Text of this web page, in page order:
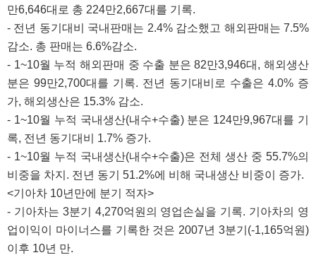
만6,646대로 총 224만2,667대를 기록.
- 전년 동기대비 국내판매는 2.4% 감소했고 해외판매는 7.5%
감소. 총 판매는 6.6%감소.
- 1~10월 누적 해외판매 중 수출 분은 82만3,946대, 해외생산
분은 99만2,700대를 기록. 전년 동기대비로 수출은 4.0% 증
가, 해외생산은 15.3% 감소.
- 1~10월 누적 국내생산(내수+수출) 분은 124만9,967대를 기
록, 전년 동기대비 1.7% 증가.
- 1~10월 누적 국내생산(내수+수출)은 전체 생산 중 55.7%의
비중을 차지. 전년 동기 51.2%에 비해 국내생산 비중이 증가.
<기아차 10년만에 분기 적자>
- 기아차는 3분기 4,270억원의 영업손실을 기록. 기아차의 영
업이익이 마이너스를 기록한 것은 2007년 3분기(-1,165억원)
이후 10년 만.